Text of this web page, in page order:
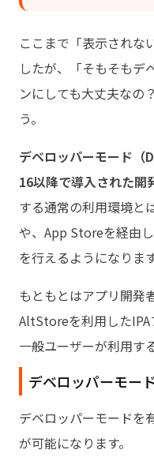
ここまで「表示されな
したが、「そもそもデ
ンにしても大丈夫なの
う。
デベロッパーモード
16以降で導入された開
する通常の利用環境と
や、App Storeを経由
を行えるようになります
もともとはアプリ開発
AltStoreを利用したIPA
一般ユーザーが利用す
デベロッパーモー
デベロッパーモードを
が可能になります。